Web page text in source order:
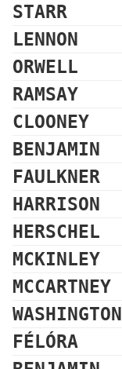
STARR
LENNON
ORWELL
RAMSAY
CLOONEY
BENJAMIN
FAULKNER
HARRISON
HERSCHEL
MCKINLEY
MCCARTNEY
WASHINGTON
FÉLÓRA